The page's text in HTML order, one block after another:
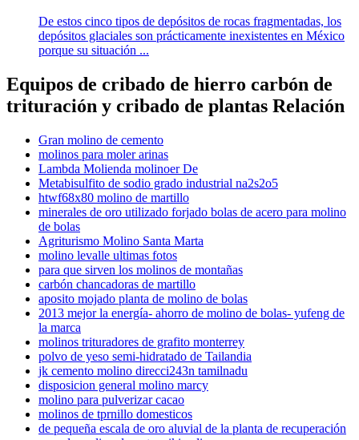
De estos cinco tipos de depósitos de rocas fragmentadas, los
depósitos glaciales son prácticamente inexistentes en México
porque su situación ...
Equipos de cribado de hierro carbón de
trituración y cribado de plantas Relación
Gran molino de cemento
molinos para moler arinas
Lambda Molienda molinoer De
Metabisulfito de sodio grado industrial na2s2o5
htwf68x80 molino de martillo
minerales de oro utilizado forjado bolas de acero para molino
de bolas
Agriturismo Molino Santa Marta
molino levalle ultimas fotos
para que sirven los molinos de montañas
carbón chancadoras de martillo
aposito mojado planta de molino de bolas
2013 mejor la energía- ahorro de molino de bolas- yufeng de
la marca
molinos trituradores de grafito monterrey
polvo de yeso semi-hidratado de Tailandia
jk cemento molino direcci243n tamilnadu
disposicion general molino marcy
molino para pulverizar cacao
molinos de tprnillo domesticos
de pequeña escala de oro aluvial de la planta de recuperación